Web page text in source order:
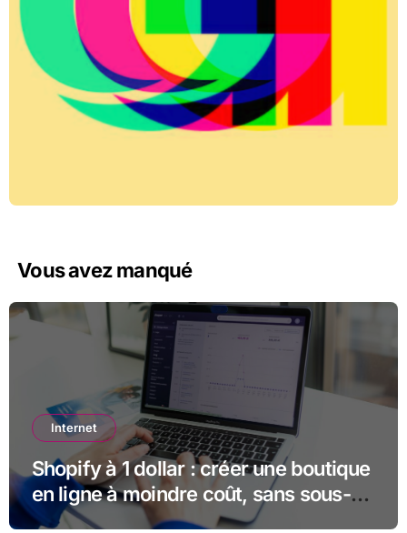
Vous avez manqué
Internet
Shopify à 1 dollar : créer une boutique
en ligne à moindre coût, sans sous-
estimer la suite